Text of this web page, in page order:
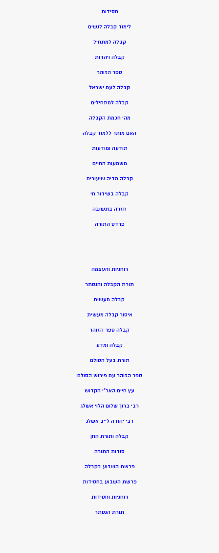
חסידות
לימוד קבלה לנשים
קבלה למתחיל
קבלה ויהדות
ספר הזוהר
קבלה לעם ישראל
קבלה למתחילים
מהי חכמת הקבלה
האם מותר ללמוד קבלה
תודעה ומודעות
משמעות החיים
קבלה מדיה שיעורים
קבלה בשידור חי
חזרה בתשובה
פרדס התורה
רוחניות והעצמה
תורת הקבלה והנסתר
קבלה מעשית
איסור קבלה מעשית
קבלה ספר הזוהר
קבלה ומדע
תורת בעל הסולם
ספר הזוהר עם פירוש הסולם
עץ חיים האר”י הקדוש
רבי ברוך שלום הלוי אשלג
רבי יהודה לייב אשלג
קבלה ותורת החן
סודות התורה
פרשת השבוע בקבלה
פרשת השבוע בחסידות
רוחניות וחסידות
תורת הנסתר